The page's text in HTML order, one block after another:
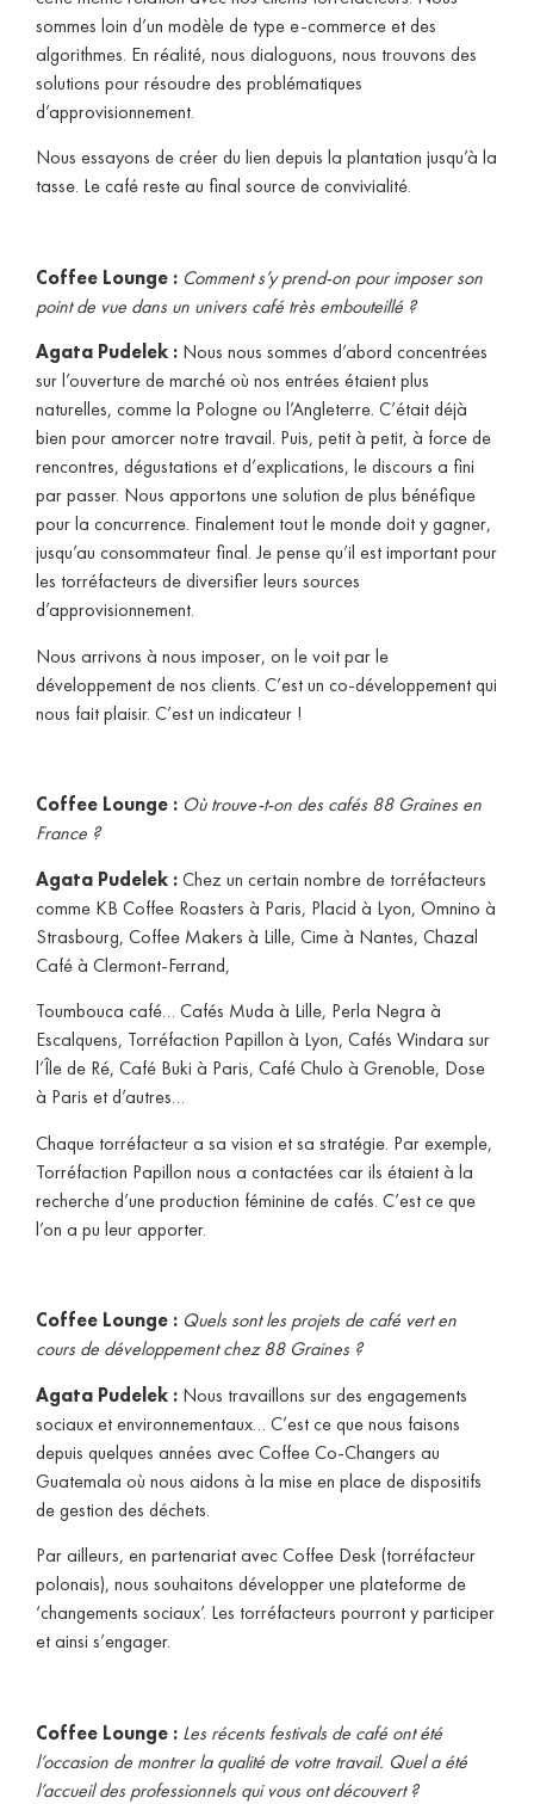
sommes loin d’un modèle de type e-commerce et des
algorithmes. En réalité, nous dialoguons, nous trouvons des
solutions pour résoudre des problématiques
d’approvisionnement.
Nous essayons de créer du lien depuis la plantation jusqu’à la
tasse. Le café reste au final source de convivialité.
Coffee Lounge : Comment s’y prend-on pour imposer son
point de vue dans un univers café très embouteillé ?
Agata Pudelek : Nous nous sommes d’abord concentrées
sur l’ouverture de marché où nos entrées étaient plus
naturelles, comme la Pologne ou l’Angleterre. C’était déjà
bien pour amorcer notre travail. Puis, petit à petit, à force de
rencontres, dégustations et d’explications, le discours a fini
par passer. Nous apportons une solution de plus bénéfique
pour la concurrence. Finalement tout le monde doit y gagner,
jusqu’au consommateur final. Je pense qu’il est important pour
les torréfacteurs de diversifier leurs sources
d’approvisionnement.
Nous arrivons à nous imposer, on le voit par le
développement de nos clients. C’est un co-développement qui
nous fait plaisir. C’est un indicateur !
Coffee Lounge : Où trouve-t-on des cafés 88 Graines en
France ?
Agata Pudelek :Chez un certain nombre de torréfacteurs
comme KB Coffee Roasters à Paris, Placid à Lyon, Omnino à
Strasbourg, Coffee Makers à Lille, Cime à Nantes, Chazal
Café à Clermont-Ferrand,
Toumbouca café… Cafés Muda à Lille, Perla Negra à
Escalquens, Torréfaction Papillon à Lyon, Cafés Windara sur
l’Île de Ré, Café Buki à Paris, Café Chulo à Grenoble, Dose
à Paris et d’autres…
Chaque torréfacteur a sa vision et sa stratégie. Par exemple,
Torréfaction Papillon nous a contactées car ils étaient à la
recherche d’une production féminine de cafés. C’est ce que
l’on a pu leur apporter.
Coffee Lounge : Quels sont les projets de café vert en
cours de développement chez 88 Graines ?
Agata Pudelek : Nous travaillons sur des engagements
sociaux et environnementaux… C’est ce que nous faisons
depuis quelques années avec Coffee Co-Changers au
Guatemala où nous aidons à la mise en place de dispositifs
de gestion des déchets.
Par ailleurs, en partenariat avec Coffee Desk (torréfacteur
polonais), nous souhaitons développer une plateforme de
‘changements sociaux’. Les torréfacteurs pourront y participer
et ainsi s’engager.
Coffee Lounge : Les récents festivals de café ont été
l’occasion de montrer la qualité de votre travail. Quel a été
l’accueil des professionnels qui vous ont découvert ?